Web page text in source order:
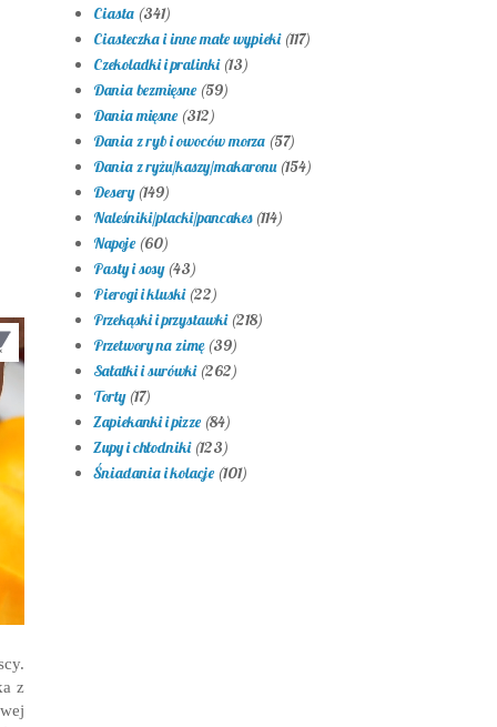
z
Ciasta (341)
Ciasteczka i inne małe wypieki (117)
Czekoladki i pralinki (13)
Dania bezmięsne (59)
Dania mięsne (312)
Dania z ryb i owoców morza (57)
Dania z ryżu/kaszy/makaronu (154)
Desery (149)
Naleśniki/placki/pancakes (114)
Napoje (60)
Pasty i sosy (43)
Pierogi i kluski (22)
Przekąski i przystawki (218)
Przetwory na zimę (39)
Sałatki i surówki (262)
Torty (17)
Zapiekanki i pizze (84)
Zupy i chłodniki (123)
Śniadania i kolacje (101)